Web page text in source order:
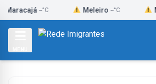
Skip
content
--°C Meleiro --°C Morro